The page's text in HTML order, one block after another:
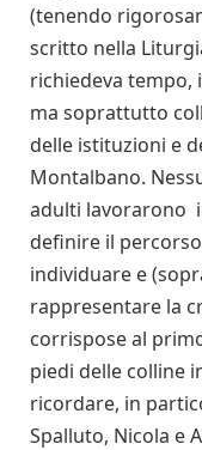
(tenendo
scritto nella
richiedeva tempo,
ma soprattutto
delle istituzioni e
Montalbano.
adulti lavorarono
definire il
individuare e
rappresentare la
corrispose al
piedi delle colline
ricordare, in
Spalluto, Nicola e